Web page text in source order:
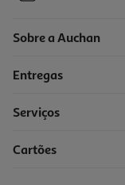
Sobre a Auchan
Entregas
Serviços
Cartões